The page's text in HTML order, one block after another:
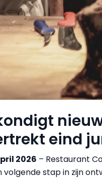
eind
2026 – Restaurant
volgende stap in zijn